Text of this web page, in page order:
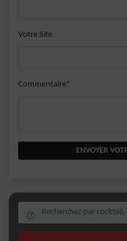
Votre Site
Commentaire*
ENVOYER